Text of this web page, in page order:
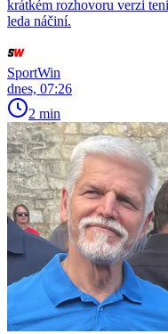
krátkém rozhovoru verzi
leda náčiní.
SportWin
dnes, 07:26
2 min